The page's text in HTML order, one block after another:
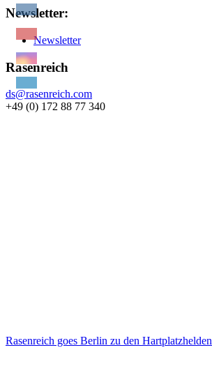
Newsletter:
Newsletter
Rasenreich
ds@rasenreich.com
+49 (0) 172 88 77 340
Rasenreich goes Berlin zu den Hartplatzhelden